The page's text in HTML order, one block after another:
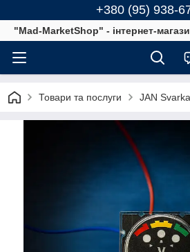
+380 (95) 938-
"Mad-MarketShop" - інтернет-
Товари та послуги JAN Svarka